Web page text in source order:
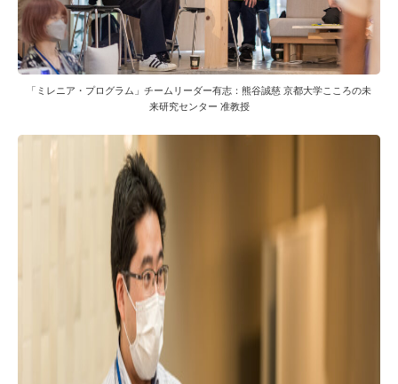
「ミレニア・プログラム」チームリーダー有志：熊谷誠慈 京都大学こころの未
来研究センター 准教授